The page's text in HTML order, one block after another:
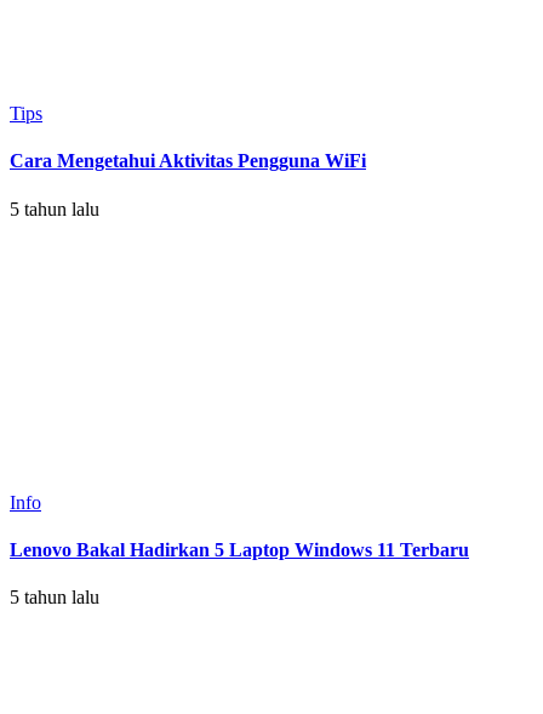
Tips
Cara Mengetahui Aktivitas Pengguna WiFi
5 tahun lalu
Info
Lenovo Bakal Hadirkan 5 Laptop Windows 11 Terbaru
5 tahun lalu